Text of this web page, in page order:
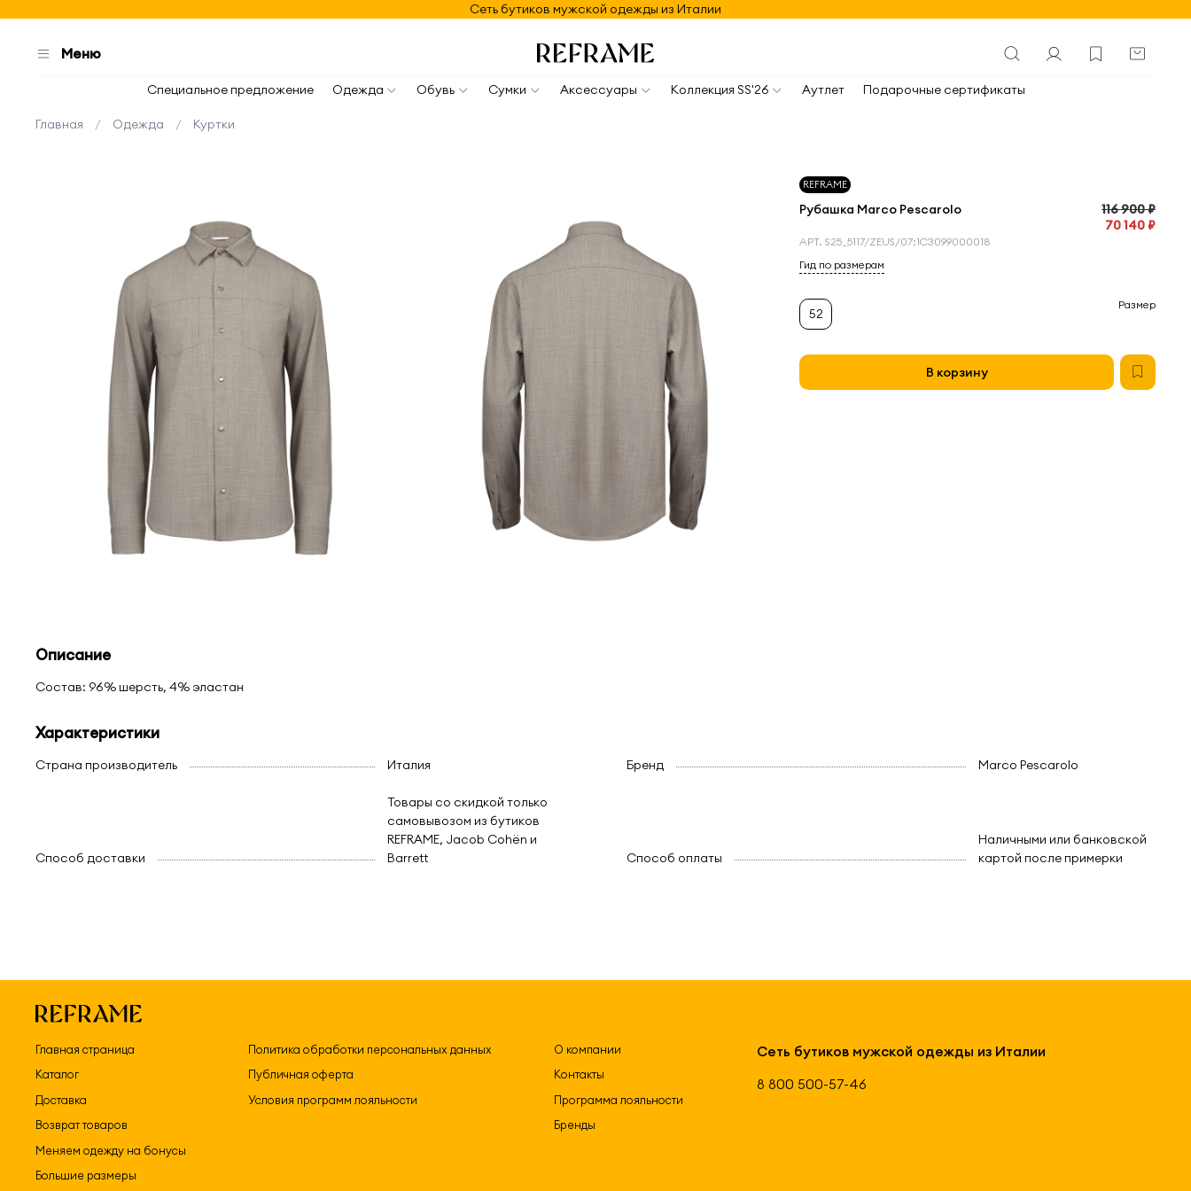
Сеть бутиков мужской одежды из Италии
Меню
Специальное предложение Одежда Обувь Сумки Аксессуары Коллекция SS'26 Аутлет Подарочные сертификаты
Главная Одежда Куртки
REFRAME
Рубашка Marco Pescarolo
116 900 ₽
70 140 ₽
АРТ.S25_5117/ZEUS/07:1С3099000018
Гид по размерам
В корзину
Размер
52
Описание
Состав: 96% шерсть, 4% эластан
Характеристики
Страна производитель Италия Бренд Marco Pescarolo
Способ доставки
Товары со скидкой только
самовывозом из бутиков
REFRAME, Jacob Cohën и
Barrett
Способ оплаты
Наличными или банковской
картой после примерки
Главная страница
Каталог
Доставка
Возврат товаров
Меняем одежду на бонусы
Большие размеры
Политика обработки персональных данных
Публичная оферта
Условия программ лояльности
О компании
Контакты
Программа лояльности
Бренды
Сеть бутиков мужской одежды из Италии
8 800 500-57-46